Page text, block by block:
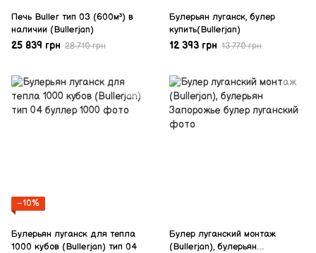
Печь Buller тип 03 (600м³) в
наличии (Bullerjan)
25 839 грн 28 710 грн
Булерьян луганск, булер
купить(Bullerjan)
12 393 грн 13 770 грн
−10%
Булерьян луганск для тепла
1000 кубов (Bullerjan) тип 04
Булер луганский монтаж
(Bullerjan), булерьян